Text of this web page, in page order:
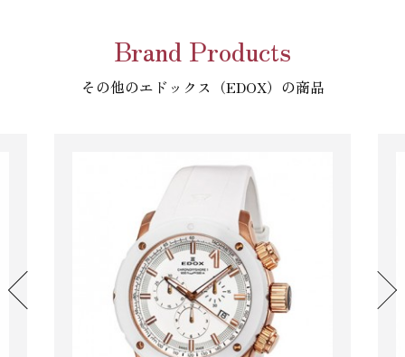
Brand Products
その他のエドックス（EDOX）の商品